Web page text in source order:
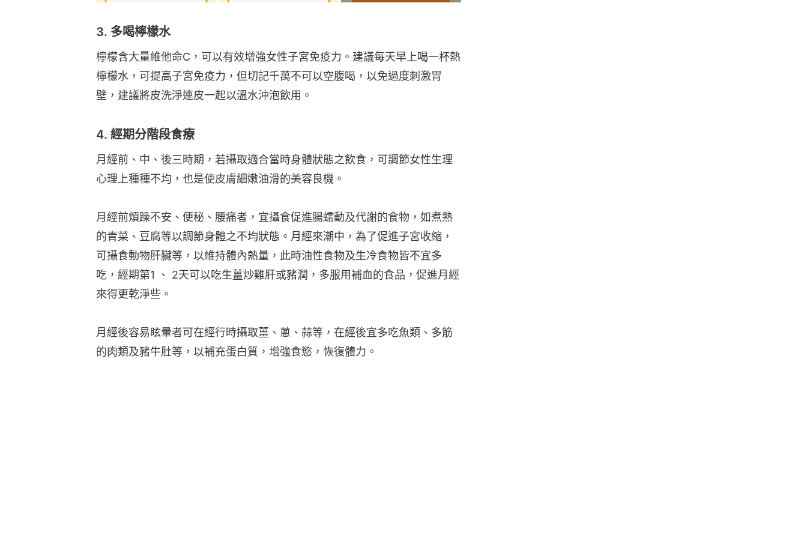
3. 多喝檸檬水
檸檬含大量維他命C，可以有效增強女性子宮免疫力。建議每天早上喝一杯熱
檸檬水，可提高子宮免疫力，但切記千萬不可以空腹喝，以免過度刺激胃
壁，建議將皮洗淨連皮一起以溫水沖泡飲用。
4. 經期分階段食療
月經前、中、後三時期，若攝取適合當時身體狀態之飲食，可調節女性生理
心理上種種不均，也是使皮膚細嫩油滑的美容良機。
月經前煩躁不安、便秘、腰痛者，宜攝食促進腸蠕動及代謝的食物，如煮熟
的青菜、豆腐等以調節身體之不均狀態。月經來潮中，為了促進子宮收縮，
可攝食動物肝臟等，以維持體內熱量，此時油性食物及生冷食物皆不宜多
吃，經期第1 、 2天可以吃生薑炒雞肝或豬潤，多服用補血的食品，促進月經
來得更乾淨些。
月經後容易眩暈者可在經行時攝取薑、蔥、蒜等，在經後宜多吃魚類、多筋
的肉類及豬牛肚等，以補充蛋白質，增強食慾，恢復體力。